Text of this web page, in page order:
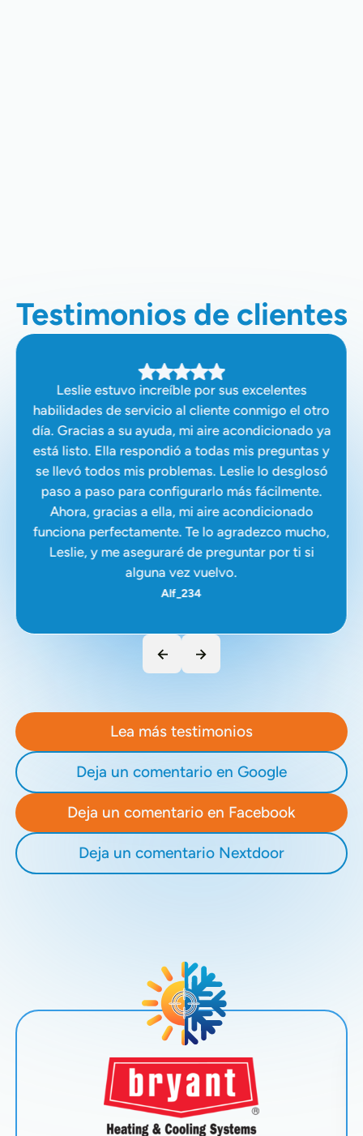
Testimonios de clientes
Leslie estuvo increíble por sus excelentes
habilidades de servicio al cliente conmigo el otro
día. Gracias a su ayuda, mi aire acondicionado ya
está listo. Ella respondió a todas mis preguntas y
se llevó todos mis problemas. Leslie lo desglosó
paso a paso para configurarlo más fácilmente.
Ahora, gracias a ella, mi aire acondicionado
funciona perfectamente. Te lo agradezco mucho,
Leslie, y me aseguraré de preguntar por ti si
alguna vez vuelvo.
Alf_234
Lea más testimonios
Deja un comentario en Google
Deja un comentario en Facebook
Deja un comentario Nextdoor